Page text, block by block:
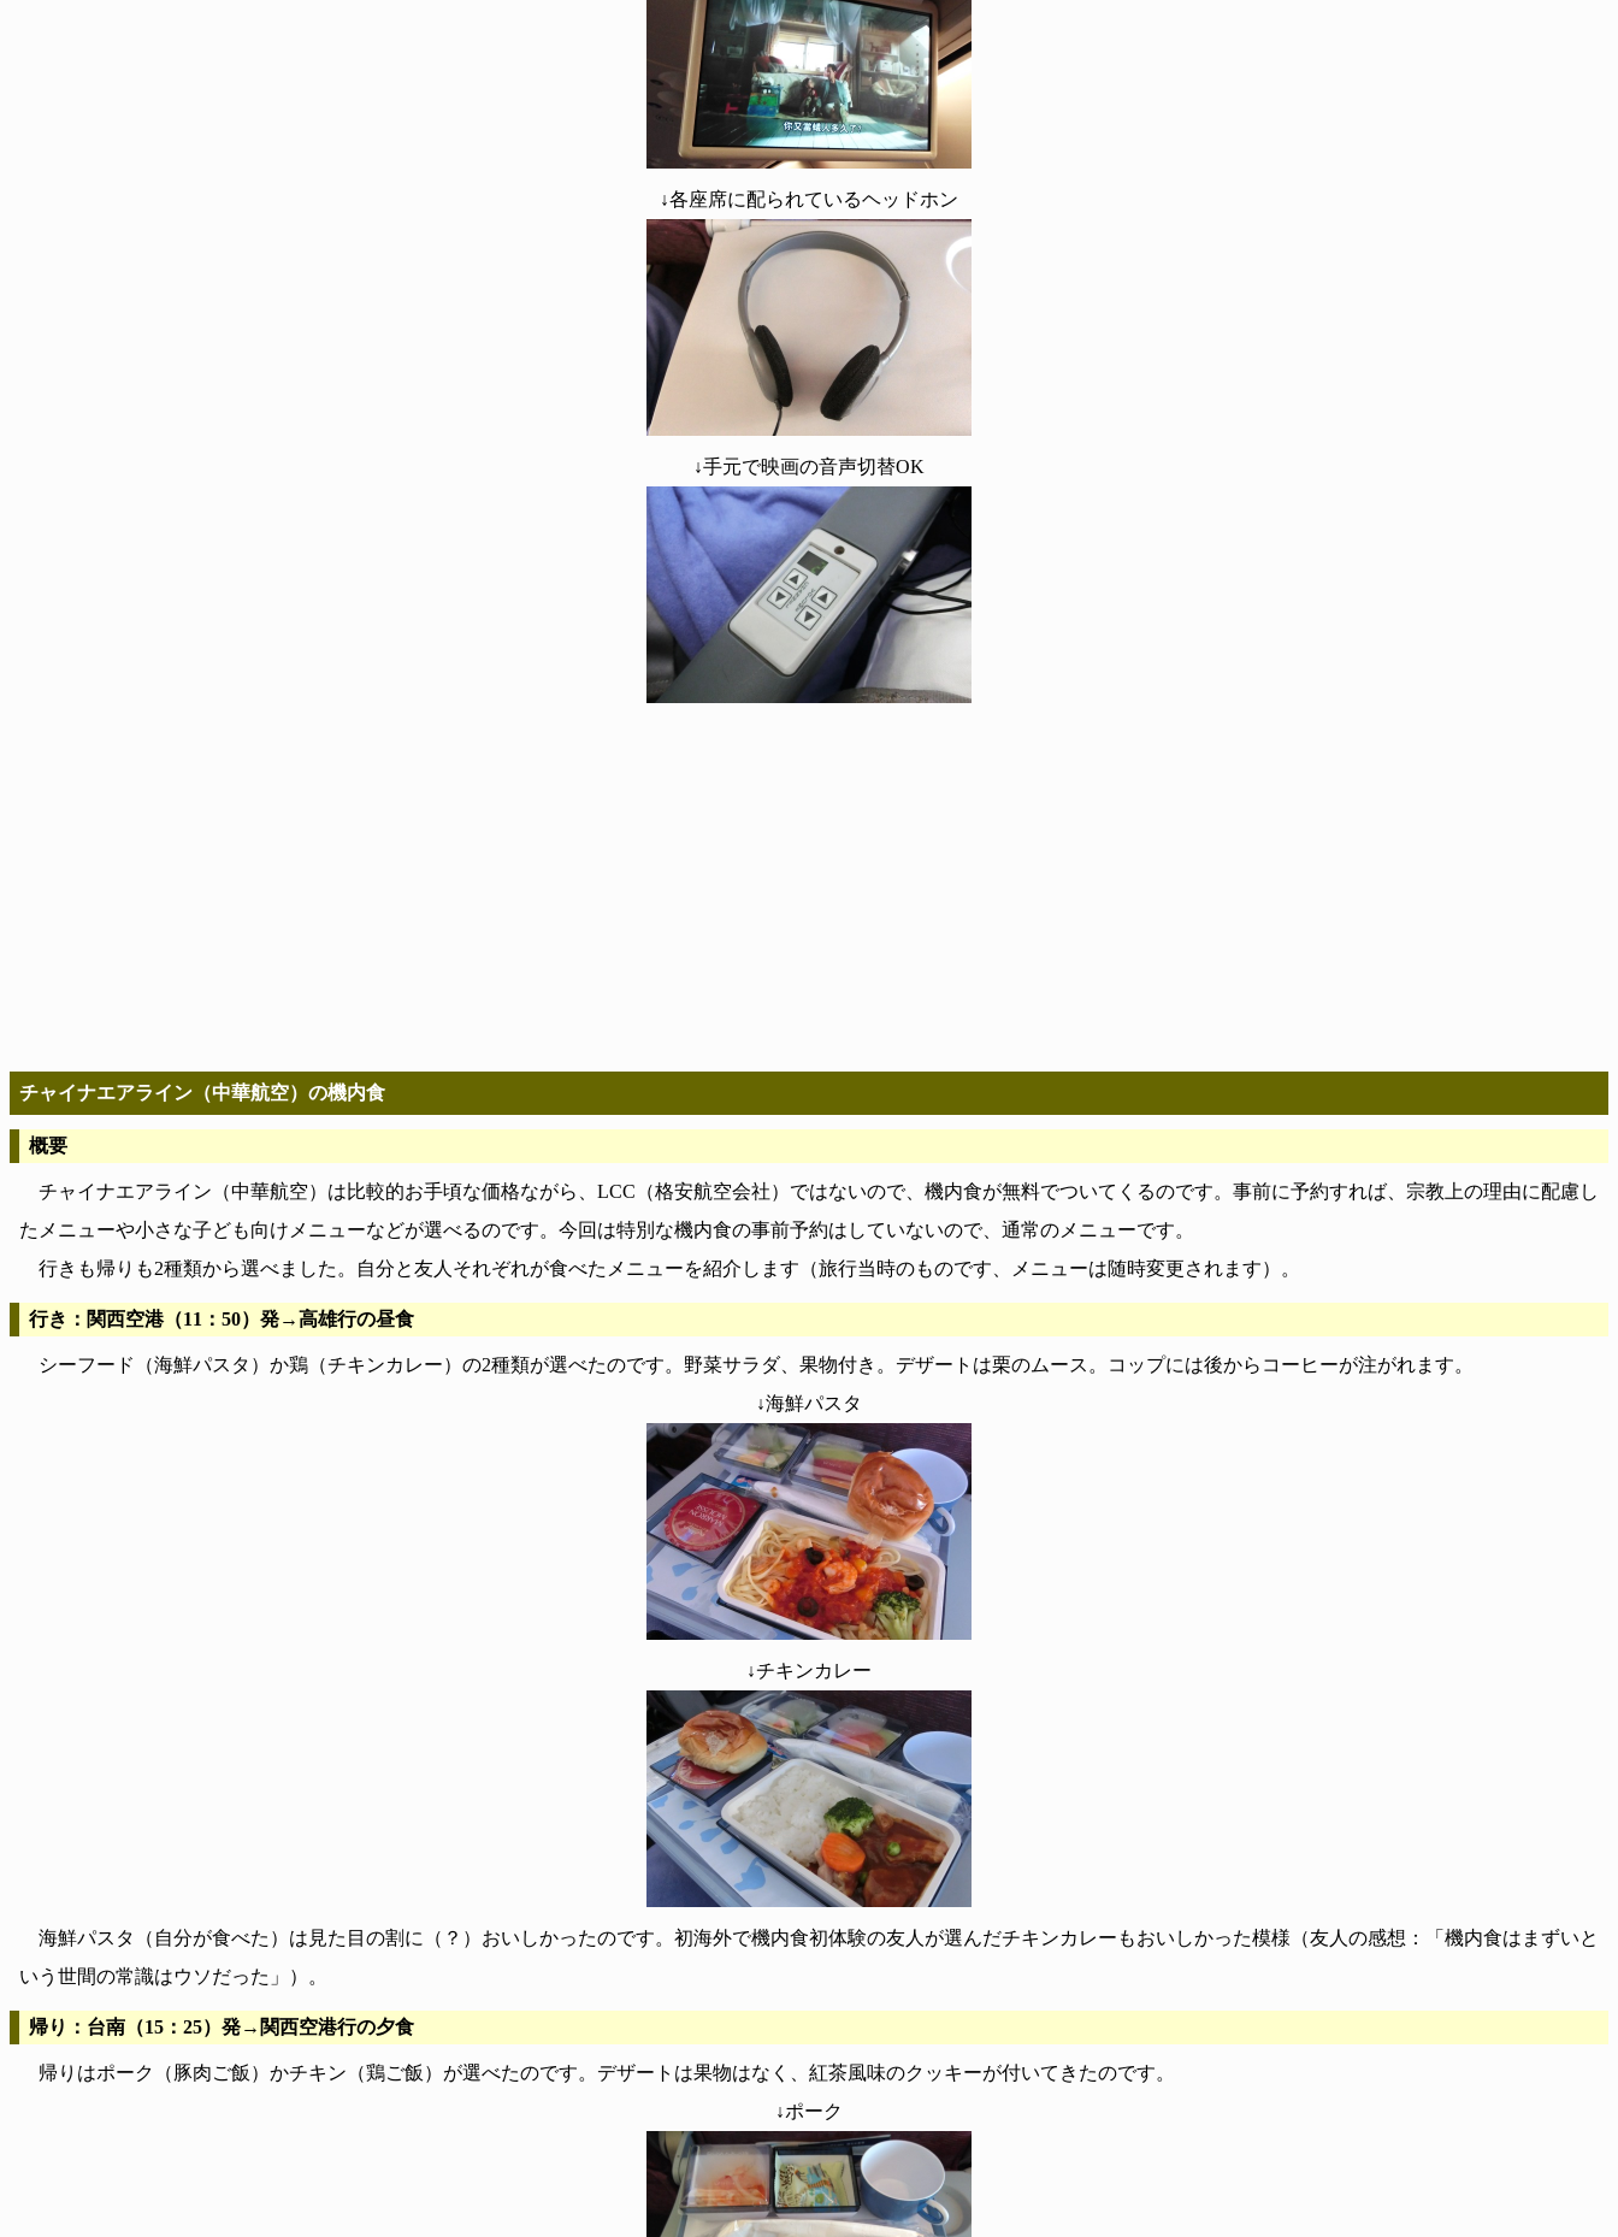
↓各座席に配られているヘッドホン
↓手元で映画の音声切替OK
チャイナエアライン（中華航空）の機内食
概要
チャイナエアライン（中華航空）は比較的お手頃な価格ながら、LCC（格安航空会社）ではないので、機内食が無料でついてくるのです。事前に予約すれば、宗教上の理由に配慮し
たメニューや小さな子ども向けメニューなどが選べるのです。今回は特別な機内食の事前予約はしていないので、通常のメニューです。
行きも帰りも2種類から選べました。自分と友人それぞれが食べたメニューを紹介します（旅行当時のものです、メニューは随時変更されます）。
行き：関西空港（11：50）発→高雄行の昼食
シーフード（海鮮パスタ）か鶏（チキンカレー）の2種類が選べたのです。野菜サラダ、果物付き。デザートは栗のムース。コップには後からコーヒーが注がれます。
↓海鮮パスタ
↓チキンカレー
海鮮パスタ（自分が食べた）は見た目の割に（？）おいしかったのです。初海外で機内食初体験の友人が選んだチキンカレーもおいしかった模様（友人の感想：「機内食はまずいと
いう世間の常識はウソだった」）。
帰り：台南（15：25）発→関西空港行の夕食
帰りはポーク（豚肉ご飯）かチキン（鶏ご飯）が選べたのです。デザートは果物はなく、紅茶風味のクッキーが付いてきたのです。
↓ポーク